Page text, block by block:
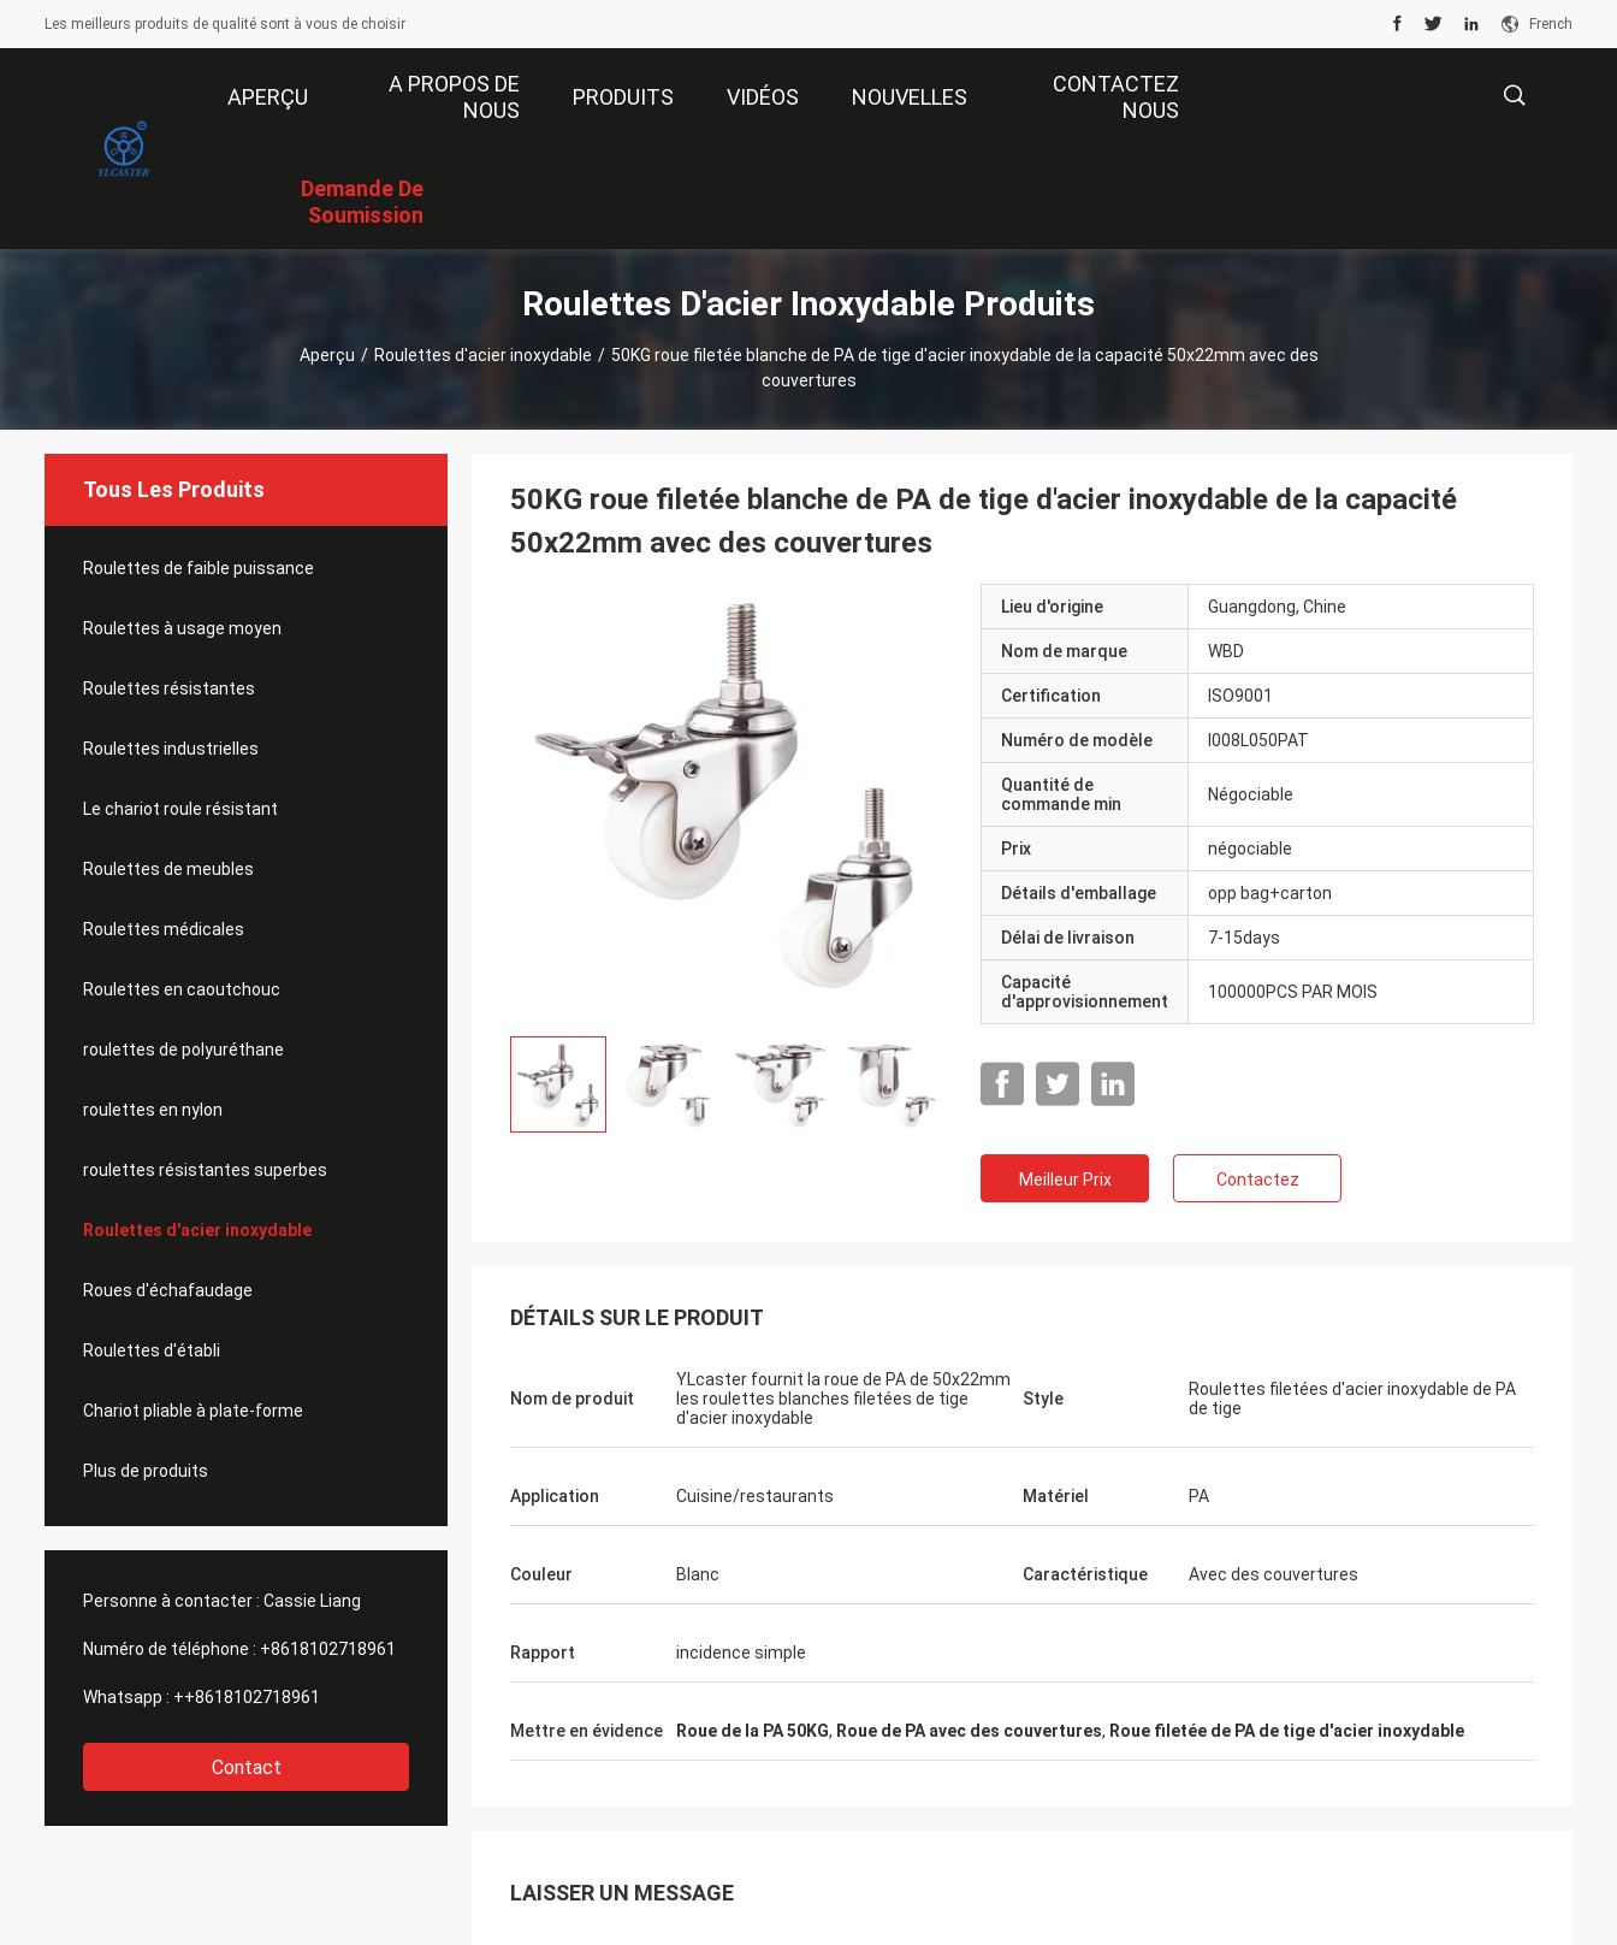
Les meilleurs produits de qualité sont à vous de choisir French
APERÇU
A PROPOS DE
NOUS
PRODUITS VIDÉOS NOUVELLES
CONTACTEZ
NOUS
Demande De
Soumission
Roulettes D'acier Inoxydable Produits
Aperçu / Roulettes d'acier inoxydable / 50KG roue filetée blanche de PA de tige d'acier inoxydable de la capacité 50x22mm avec des
couvertures
Tous Les Produits
Roulettes de faible puissance
Roulettes à usage moyen
Roulettes résistantes
Roulettes industrielles
Le chariot roule résistant
Roulettes de meubles
Roulettes médicales
Roulettes en caoutchouc
roulettes de polyuréthane
roulettes en nylon
roulettes résistantes superbes
Roulettes d'acier inoxydable
Roues d'échafaudage
Roulettes d'établi
Chariot pliable à plate-forme
Plus de produits
Personne à contacter : Cassie Liang
Numéro de téléphone : +8618102718961
Whatsapp : ++8618102718961
Contact
50KG roue filetée blanche de PA de tige d'acier inoxydable de la capacité
50x22mm avec des couvertures
Lieu d'origine Guangdong, Chine
Nom de marque WBD
Certification ISO9001
Numéro de modèle I008L050PAT
Quantité de
commande min
Négociable
Prix négociable
Détails d'emballage opp bag+carton
Délai de livraison 7-15days
Capacité
d'approvisionnement
100000PCS PAR MOIS
Meilleur Prix Contactez
DÉTAILS SUR LE PRODUIT
Nom de produit
YLcaster fournit la roue de PA de 50x22mm
les roulettes blanches filetées de tige
d'acier inoxydable
Style
Roulettes filetées d'acier inoxydable de PA
de tige
Application Cuisine/restaurants Matériel PA
Couleur Blanc Caractéristique Avec des couvertures
Rapport incidence simple
Mettre en évidence Roue de la PA 50KG, Roue de PA avec des couvertures, Roue filetée de PA de tige d'acier inoxydable
LAISSER UN MESSAGE